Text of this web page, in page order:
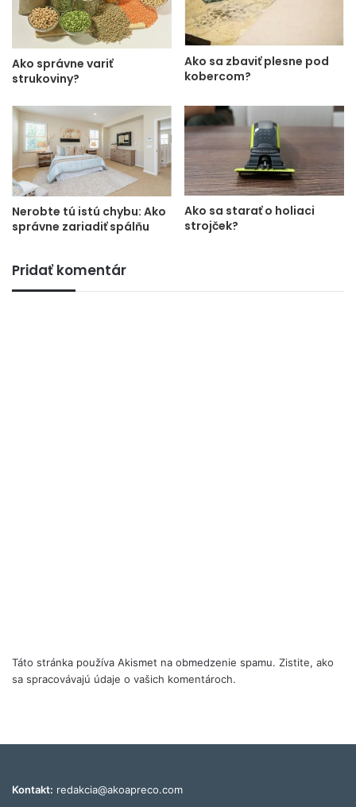
Ako správne variť
strukoviny?
Ako sa zbaviť plesne pod
kobercom?
Nerobte tú istú chybu: Ako
správne zariadiť spálňu
Ako sa starať o holiaci
strojček?
Pridať komentár
Táto stránka používa Akismet na obmedzenie spamu. Zistite, ako
sa spracovávajú údaje o vašich komentároch.
Kontakt: redakcia@akoapreco.com